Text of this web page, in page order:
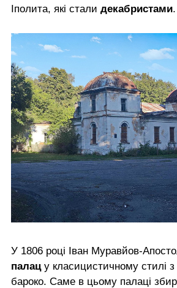
Іполита, які стали декабристами.
У 1806 році Іван Муравйов-
палац у класицистичному стилі
бароко. Саме в цьому палаці